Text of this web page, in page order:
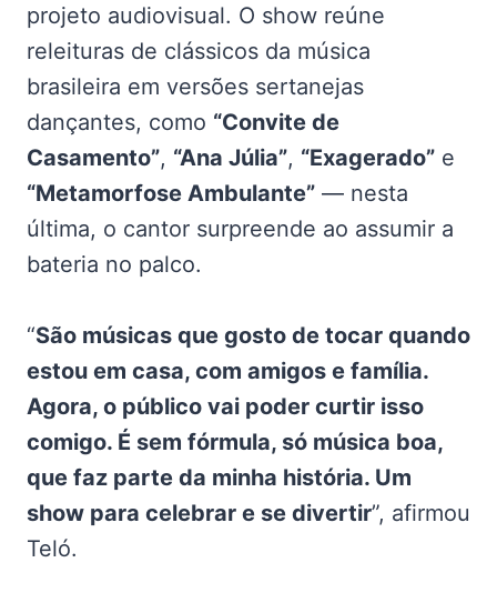
projeto audiovisual. O show reúne
releituras de clássicos da música
brasileira em versões sertanejas
dançantes, como “Convite de
Casamento”, “Ana Júlia”, “Exagerado” e
“Metamorfose Ambulante” — nesta
última, o cantor surpreende ao assumir a
bateria no palco.
“São músicas que gosto de tocar quando
estou em casa, com amigos e família.
Agora, o público vai poder curtir isso
comigo. É sem fórmula, só música boa,
que faz parte da minha história. Um
show para celebrar e se divertir”, afirmou
Teló.